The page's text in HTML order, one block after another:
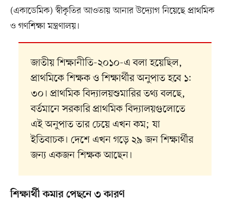
(একাডেমিক) স্বীকৃতির আওতায় আনার উদ্যোগ নিয়েছে প্রাথমিক
ও গণশিক্ষা মন্ত্রণালয়।
জাতীয় শিক্ষানীতি-২০১০-এ বলা হয়েছিল,
প্রাথমিকে শিক্ষক ও শিক্ষার্থীর অনুপাত হবে ১:
৩০। প্রাথমিক বিদ্যালয়শুমারির তথ্য বলছে,
বর্তমানে সরকারি প্রাথমিক বিদ্যালয়গুলোতে
এই অনুপাত তার চেয়ে এখন কম; যা
ইতিবাচক। দেশে এখন গড়ে ২৯ জন শিক্ষার্থীর
জন্য একজন শিক্ষক আছেন।
শিক্ষার্থী কমার পেছনে ৩ কারণ